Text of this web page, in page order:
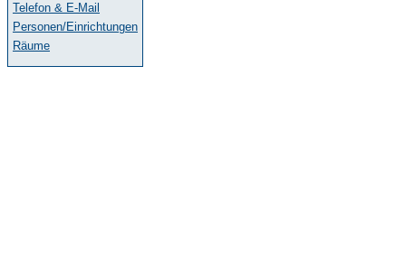
Telefon & E-Mail
Personen/Einrichtungen
Räume